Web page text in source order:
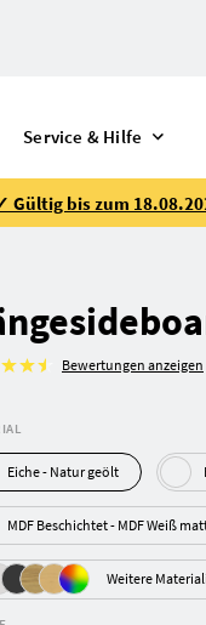
Service & Hilfe
bis zum
Bewertungen anzeigen
Eiche - Natur geölt
MDF Beschichtet - MDF Weiß
Weitere